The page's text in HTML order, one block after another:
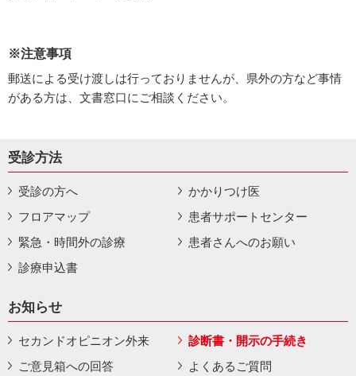
※注意事項
郵送による受け渡しは行っておりませんが、県外の方など事情
がある方は、文書窓口にご相談ください。
受診方法
受診の方へ
かかりつけ医
フロアマップ
患者サポートセンター
緊急・時間外の診療
患者さんへのお願い
診療申込書
お知らせ
セカンドオピニオン外来
診断書・開示の手続き
ご意見箱への回答
よくあるご質問